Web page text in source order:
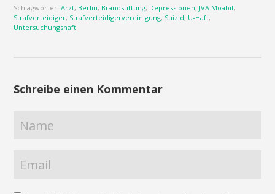
Schlagwörter:Arzt, Berlin, Brandstiftung, Depressionen, JVA Moabit,
Strafverteidiger, Strafverteidigervereinigung, Suizid, U-Haft,
Untersuchungshaft
Schreibe einen Kommentar